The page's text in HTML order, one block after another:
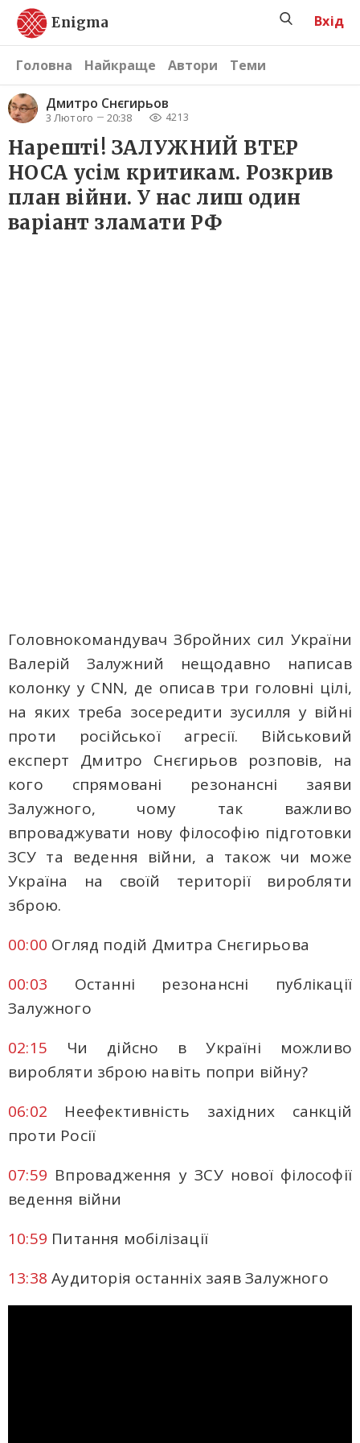
Enigma
Головна Найкраще Автори Теми
Вхід
Дмитро Снєгирьов
3 Лютого 20:38 4213
Нарешті! ЗАЛУЖНИЙ ВТЕР
НОСА усім критикам. Розкрив
план війни. У нас лиш один
варіант зламати РФ
Головнокомандувач Збройних сил України
Валерій Залужний нещодавно написав
колонку у CNN, де описав три головні цілі,
на яких треба зосередити зусилля у війні
проти російської агресії. Військовий
експерт Дмитро Снєгирьов розповів, на
кого спрямовані резонансні заяви
Залужного, чому так важливо
впроваджувати нову філософію підготовки
ЗСУ та ведення війни, а також чи може
Україна на своїй території виробляти
зброю.
00:00 Огляд подій Дмитра Снєгирьова
00:03 Останні резонансні публікації
Залужного
02:15 Чи дійсно в Україні можливо
виробляти зброю навіть попри війну?
06:02 Неефективність західних санкцій
проти Росії
07:59 Впровадження у ЗСУ нової філософії
ведення війни
10:59 Питання мобілізації
13:38 Аудиторія останніх заяв Залужного